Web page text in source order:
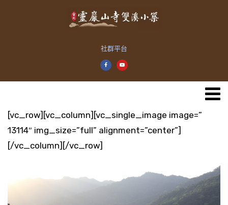
社群平台
[vc_row][vc_column][vc_single_image image=”
13114″ img_size=”full” alignment=”center”]
[/vc_column][/vc_row]